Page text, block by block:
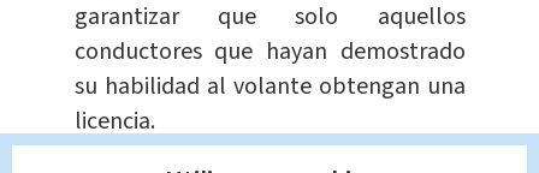
garantizar que solo aquellos
conductores que hayan demostrado
su habilidad al volante obtengan una
licencia.